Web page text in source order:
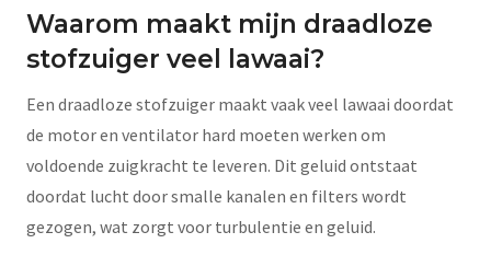
Waarom maakt mijn draadloze
stofzuiger veel lawaai?
Een draadloze stofzuiger maakt vaak veel lawaai doordat
de motor en ventilator hard moeten werken om
voldoende zuigkracht te leveren. Dit geluid ontstaat
doordat lucht door smalle kanalen en filters wordt
gezogen, wat zorgt voor turbulentie en geluid.